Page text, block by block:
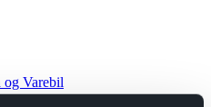
og Varebil